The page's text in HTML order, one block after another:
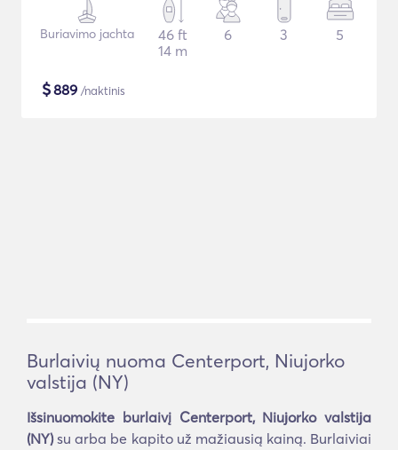
Buriavimo jachta
46 ft
14 m
6 3 5
$889 /naktinis
Burlaivių nuoma Centerport, Niujorko
valstija (NY)
Išsinuomokite burlaivį Centerport, Niujorko valstija
(NY)su arba be kapito už mažiausią kainą. Burlaiviai